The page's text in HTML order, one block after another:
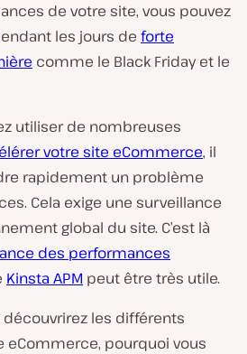
de votre site, vous pouvez
les jours de forte
comme le Black Friday et le
utiliser de nombreuses
votre site eCommerce, il
rapidement un problème
Cela exige une surveillance
global du site. C’est là
des performances
Kinsta APM peut être très utile.
découvrirez les différents
eCommerce, pourquoi vous